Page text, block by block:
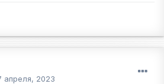
апреля, 2023